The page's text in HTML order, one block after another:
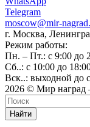
Telegram
moscow@mir-
г. Москва,
Режим работы:
Пн. – Пт.: с 9:00 до
Сб..: с 10:00 до
Вск..: выходной до
2026 © Мир наград
Найти